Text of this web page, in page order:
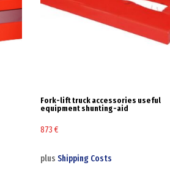
Fork-lift truck accessories useful
equipment shunting-aid
873€
plusShipping Costs